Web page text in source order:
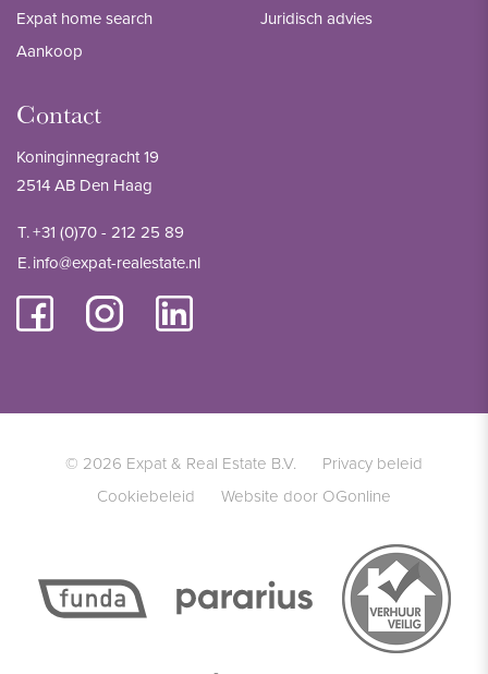
Expat home search
Aankoop
Juridisch advies
Contact
Koninginnegracht 19
2514 AB Den Haag
T.+31 (0)70 - 212 25 89
E.info@expat-realestate.nl
© 2026 Expat & Real Estate B.V.
Privacy beleid
Cookiebeleid
Website door OGonline